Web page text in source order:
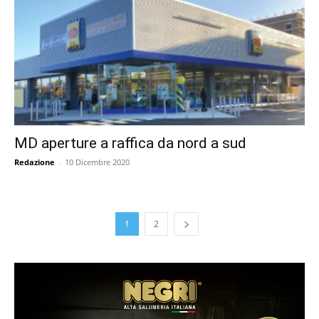
MD aperture a raffica da nord a sud
Redazione - 10 Dicembre 2020
1 2